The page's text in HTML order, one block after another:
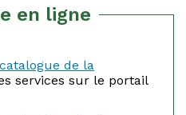
en ligne
de la
services sur le portail